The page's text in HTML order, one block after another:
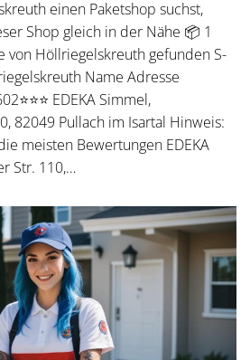
einen Paketshop suchst,
Shop gleich in der Nähe 📦 1
von Höllriegelskreuth gefunden S-
Name Adresse
EDEKA Simmel,
82049 Pullach im Isartal Hinweis:
meisten Bewertungen EDEKA
Str. 110,…